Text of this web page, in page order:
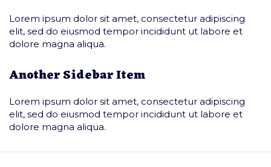
Lorem ipsum dolor sit amet, consectetur adipiscing
elit, sed do eiusmod tempor incididunt ut labore et
dolore magna aliqua.
Another Sidebar Item
Lorem ipsum dolor sit amet, consectetur adipiscing
elit, sed do eiusmod tempor incididunt ut labore et
dolore magna aliqua.